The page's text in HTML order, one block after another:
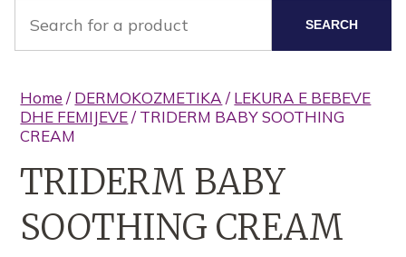
SEARCH
Home / DERMOKOZMETIKA / LEKURA E BEBEVE
DHE FEMIJEVE/ TRIDERM BABY SOOTHING
CREAM
TRIDERM BABY
SOOTHING CREAM